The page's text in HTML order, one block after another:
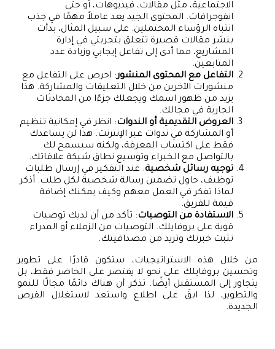
الاجتماعية، مثل مقالات، فيديوهات، أو حتى
انفوجرافات. المحتوى الجيد يعد عاملاً مهمًا في جذب
انتباه الرؤساء المحتملين. على سبيل المثال، بدأت
بنشر مقالات قصيرة تتعلق بتجربتي في إدارة
المشاريع، مما أدى إلى تفاعل إيجابي وزيادة عدد
المتابعين.
التفاعل مع المحتوى المنشور: احرص على التفاعل مع
منشورات الآخرين من خلال التعليقات والمشاركة. هذا
يزيد من ظهور اسمك ويجعلك جزءًا من المحادثات
الجارية في مجالك.
العروض التقديمية أو الندوات: انظر في إمكانية تنظيم
أو المشاركة في ندوات عبر الإنترنت. هذا لن يساعدك
فقط على اكتساب المعرفة، ولكنه سيسمح لك
بالتواصل مع الخبراء وتوسيع نطاق شبكة علاقاتك.
توجيه رسائل شخصية: عند التفكير في إرسال طلبات
توظيف، حاول تضمين رسالة شخصية لكل طلب. أذكر
لماذا تفكر في العمل معهم وكيف يمكنك إضافة
قيمة للفريق.
الاستفادة من التوصيات: تأكد من أن لديك توصيات
قوية على بروفايلك. التوصيات من الزملاء أو المدراء
تثبت خبرتك وتزيد من مصداقيتك.
من خلال هذه الاستراتيجيات، ستكون قادرًا على تطوير
وتحسين بروفايلك على نحو لا يقتصر على الحاضر فقط، بل
يتجاوز إلى المستقبل أيضًا. تذكر أن هناك دائمًا مجالًا للنمو
والتطوير، لذا ابقَ على اطلاع واستعد لاستغلال الفرص
الجديدة.